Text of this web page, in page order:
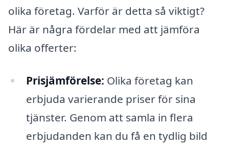
olika företag. Varför är detta så viktigt?
Här är några fördelar med att jämföra
olika offerter:
Prisjämförelse: Olika företag kan
erbjuda varierande priser för sina
tjänster. Genom att samla in flera
erbjudanden kan du få en tydlig bild